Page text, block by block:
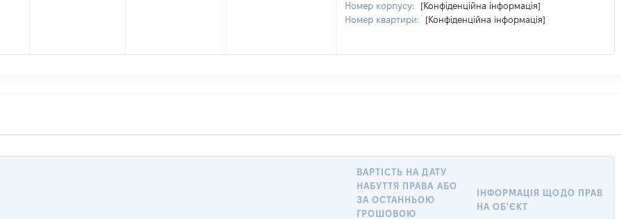
Номер корпусу:
[Конфіденційна інформація]
Номер квартири:
[Конфіденційна інформація]
ВАРТІСТЬ НА ДАТУ
НАБУТТЯ ПРАВА АБО
ЗА ОСТАННЬОЮ
ГРОШОВОЮ
ІНФОРМАЦІЯ ЩОДО ПРАВ
НА ОБ'ЄКТ